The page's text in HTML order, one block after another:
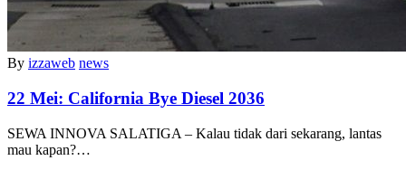
By izzaweb news
22 Mei: California Bye Diesel 2036
SEWA INNOVA SALATIGA – Kalau tidak dari sekarang, lantas
mau kapan?…